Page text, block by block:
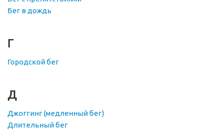
Бег в дождь
Г
Городской бег
Д
Джоггинг (медленный бег)
Длительный бег